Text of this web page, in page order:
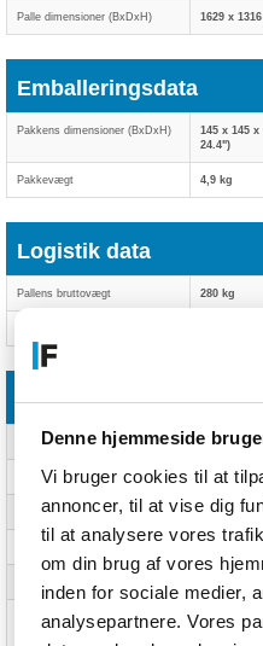
Denne hjemmeside
Vi bruger cookies til at
annoncer, til at vise dig
til at analysere vores
om din brug af vores
inden for sociale medier,
analysepartnere. Vores
Palle dimensioner (BxDxH) 1629 x
Emballeringsdata
Pakkens dimensioner (BxDxH)
145 x 145 x
24.4")
Pakkevægt 4,9 kg
Logistik data
Pallens bruttovægt 280 kg
Andre funktioner
Kernestørrelse (britisk standard) 2"
Printmateriale, lysstyrke 110%
Produkter pr. palle 48 stk
Printmateriale,
uigennemsigtighed
91%